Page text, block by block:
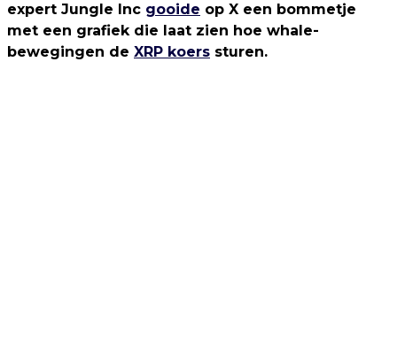
expert Jungle Inc gooide op X een bommetje
met een grafiek die laat zien hoe whale-
bewegingen de XRP koers sturen.